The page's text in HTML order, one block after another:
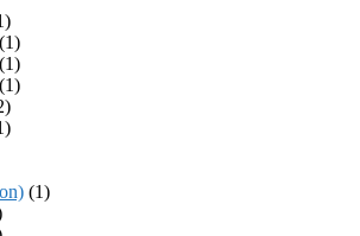
(1)
(1)
(1)
(1)